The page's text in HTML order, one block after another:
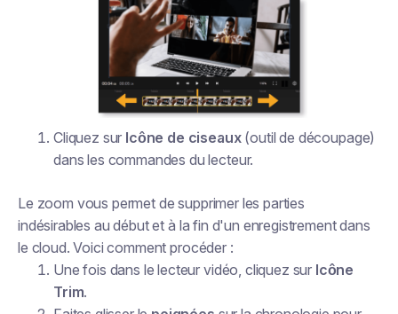
Cliquez sur Icône de ciseaux(outil de découpage)
dans les commandes du lecteur.
Le zoom vous permet de supprimer les parties
indésirables au début et à la fin d'un enregistrement dans
le cloud. Voici comment procéder :
Une fois dans le lecteur vidéo, cliquez sur Icône
Trim.